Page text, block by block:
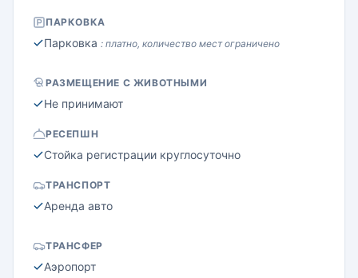
ПАРКОВКА
Парковка : платно, количество мест ограничено
РАЗМЕЩЕНИЕ С ЖИВОТНЫМИ
Не принимают
РЕСЕПШН
Стойка регистрации круглосуточно
ТРАНСПОРТ
Аренда авто
ТРАНСФЕР
Аэропорт